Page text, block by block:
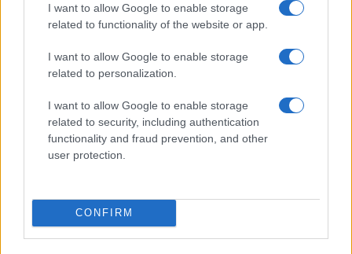
I want to allow Google to enable storage
related to functionality of the website or app.
I want to allow Google to enable storage
related to personalization.
I want to allow Google to enable storage
related to security, including authentication
functionality and fraud prevention, and other
user protection.
CONFIRM
Cristian Castiglioni · 6 Ago 2026